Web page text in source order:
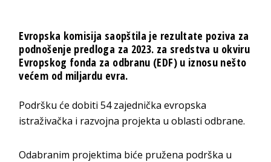
Evropska komisija saopštila je rezultate poziva za
podnošenje predloga za 2023. za sredstva u okviru
Evropskog fonda za odbranu (EDF) u iznosu nešto
većem od miljardu evra.
Podršku će dobiti 54 zajednička evropska
istraživačka i razvojna projekta u oblasti odbrane.
Odabranim projektima biće pružena podrška u